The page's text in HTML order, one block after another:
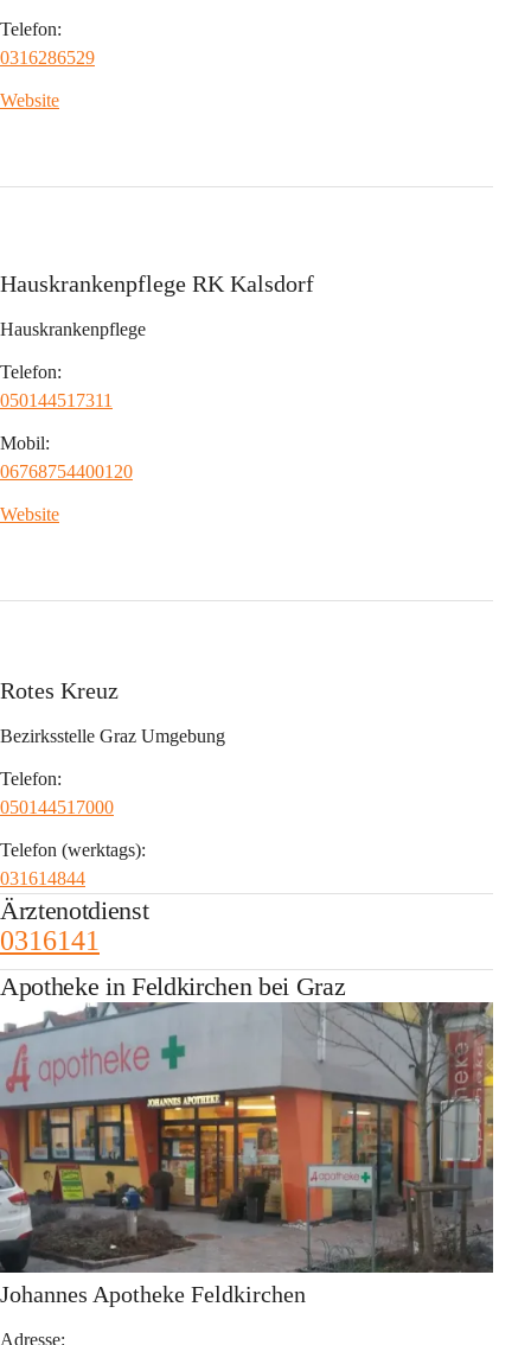
Telefon:
0316286529
Website
Hauskrankenpflege RK Kalsdorf
Hauskrankenpflege
Telefon:
050144517311
Mobil:
06768754400120
Website
Rotes Kreuz
Bezirksstelle Graz Umgebung
Telefon:
050144517000
Telefon (werktags):
031614844
Ärztenotdienst
0316141
Apotheke in Feldkirchen bei Graz
Johannes Apotheke Feldkirchen
Adresse: